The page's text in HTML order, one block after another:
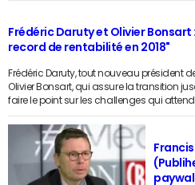
Frédéric Daruty et Olivier
record de rentabilité en 2018"
Frédéric Daruty, tout nouveau président
Olivier Bonsart, qui assure la transition
faire le point sur les challenges qui